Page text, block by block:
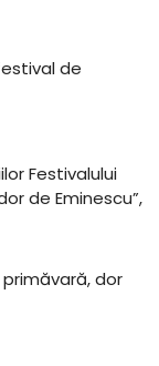
de
Festivalului
de Eminescu”,
primăvară, dor